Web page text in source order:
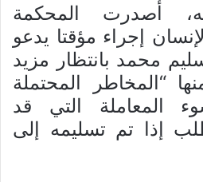
أصدرت المحكمة
إجراء مؤقتا يدعو
محمد بانتظار مزيد
“المخاطر المحتملة
المعاملة التي قد
إذا تم تسليمه إلى